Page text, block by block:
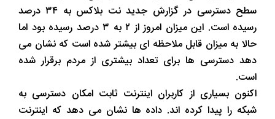
سطح دسترسی در گزارش جدید نت بلاکس به ۳۴ درصد
رسیده است. این میزان امروز از ۲ به ۳ درصد رسیده بود اما
حالا به میزان قابل ملاحظه ای بیشتر شده است که نشان می
دهد دسترسی ها برای تعداد بیشتری از مردم برقرار شده
است.
اکنون بسیاری از کاربران اینترنت ثابت امکان دسترسی به
شبکه را پیدا کرده اند. داده ها نشان می دهد که اینترنت